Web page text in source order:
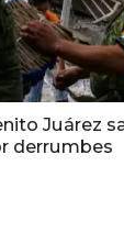
Juárez
derrumbes